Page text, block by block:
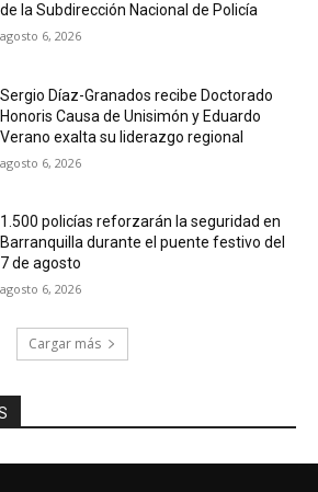
de la Subdirección Nacional de Policía
agosto 6, 2026
Sergio Díaz-Granados recibe Doctorado
Honoris Causa de Unisimón y Eduardo
Verano exalta su liderazgo regional
agosto 6, 2026
1.500 policías reforzarán la seguridad en
Barranquilla durante el puente festivo del
7 de agosto
agosto 6, 2026
Cargar más